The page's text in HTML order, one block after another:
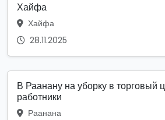
Хайфа
Хайфа
28.11.2025
В Раанану на уборку в торговый
работники
Раанана